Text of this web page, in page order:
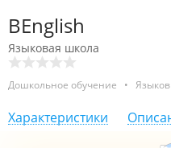
BEnglish
Языковая школа
Дошкольное обучение •
Характеристики